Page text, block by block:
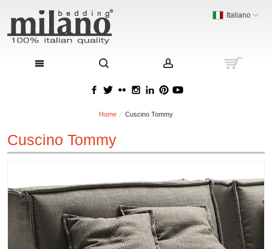
Italiano
Home Cuscino Tommy
Cuscino Tommy